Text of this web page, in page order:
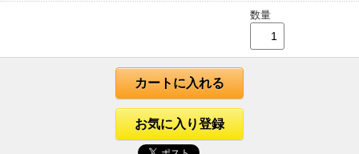
数量
カートに入れる
お気に入り登録